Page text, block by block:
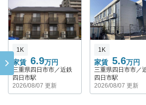
家賃 6.9万円
1K
三重県四日市市／近鉄
四日市駅
2026/08/07 更新
家賃 5.6万円
1K
三重県四日市市／
四日市駅
2026/08/07 更新